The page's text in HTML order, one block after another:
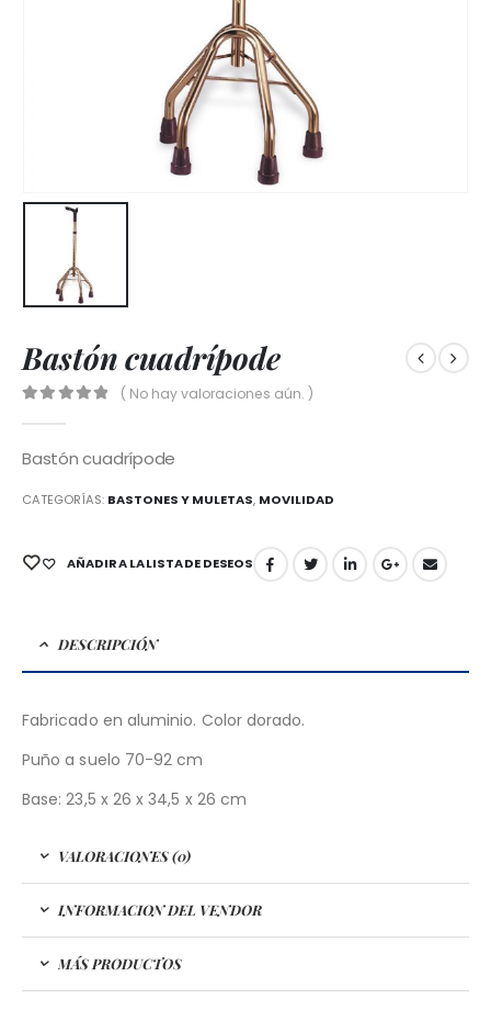
Bastón cuadrípode
( No hay valoraciones aún. )
Bastón cuadrípode
CATEGORÍAS: BASTONES Y MULETAS, MOVILIDAD
AÑADIR A LA LISTA DE DESEOS
DESCRIPCIÓN
Fabricado en aluminio. Color dorado.
Puño a suelo 70-92 cm
Base: 23,5 x 26 x 34,5 x 26 cm
VALORACIONES (0)
INFORMACION DEL VENDOR
MÁS PRODUCTOS